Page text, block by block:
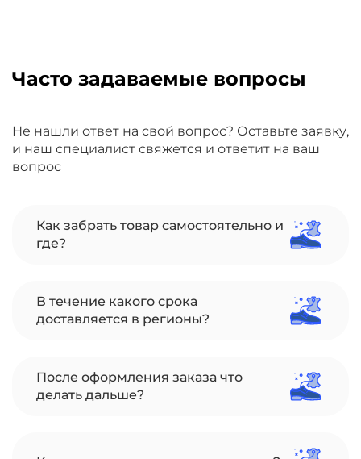
Часто задаваемые вопросы
Не нашли ответ на свой вопрос? Оставьте заявку,
и наш специалист свяжется и ответит на ваш
вопрос
Как забрать товар самостоятельно и
где?
В течение какого срока
доставляется в регионы?
После оформления заказа что
делать дальше?